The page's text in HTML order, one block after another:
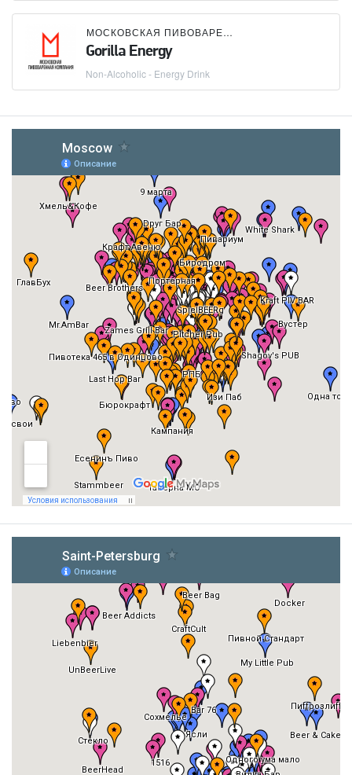
МОСКОВСКАЯ ПИВОВАРЕННАЯ КОМПАНИЯ (МПК)
Gorilla Energy
Non-Alcoholic - Energy Drink